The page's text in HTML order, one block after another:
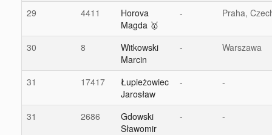
29
4411
Horova
Magda 🥇
- Praha,
30 8
Witkowski
Marcin
- Warszawa
31 17417
Łupieżowiec
Jarosław
- -
31 2686
Gdowski
Sławomir
- -